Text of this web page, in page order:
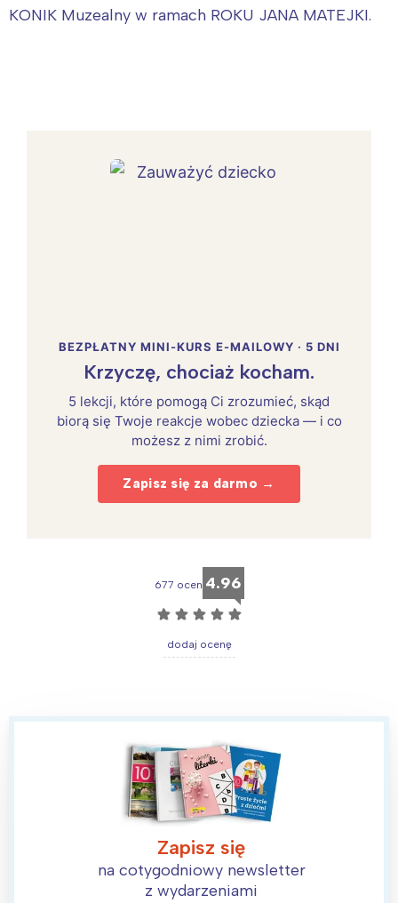
KONIK Muzealny w ramach ROKU JANA MATEJKI.
BEZPŁATNY MINI-KURS E-MAILOWY · 5 DNI
Krzyczę, chociaż kocham.
5 lekcji, które pomogą Ci zrozumieć, skąd
biorą się Twoje reakcje wobec dziecka — i co
możesz z nimi zrobić.
Zapisz się za darmo →
677 ocen 4.96
☆ ☆ ☆ ☆ ☆
dodaj ocenę
Zapisz się
na cotygodniowy newsletter
z wydarzeniami